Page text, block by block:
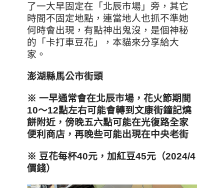
了一大早固定在「北辰市場」旁，其它
時間不固定地點，連當地人也抓不準她
何時會出現，有點神出鬼沒，是個神秘
的「卡打車豆花」，本貓來分享給大
家。
澎湖縣馬公市街頭
※ 一早通常會在北辰市場，花火節期間
10～12點左右可能會轉到文康街鐘記燒
餅附近，傍晚五六點可能在光復路全家
便利商店，再晚些可能出現在中央老街
※ 豆花每杯40元，加紅豆45元（2024/4
價錢）